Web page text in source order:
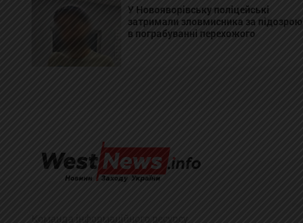
У Новояворівську поліцейські
затримали зловмисника за підозрою
в пограбуванні перехожого